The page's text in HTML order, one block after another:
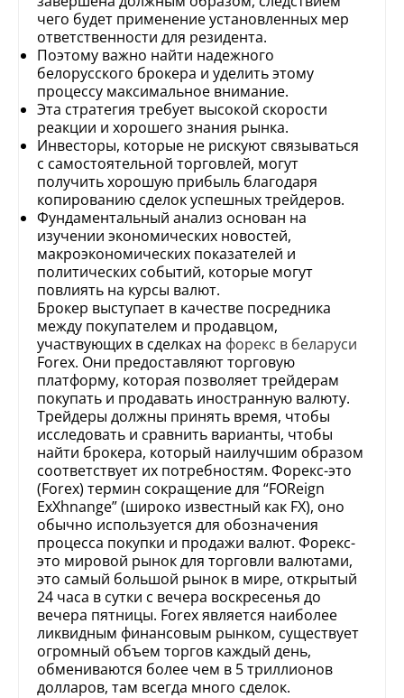
чего будет применение установленных мер
ответственности для резидента.
Поэтому важно найти надежного
белорусского брокера и уделить этому
процессу максимальное внимание.
Эта стратегия требует высокой скорости
реакции и хорошего знания рынка.
Инвесторы, которые не рискуют связываться
с самостоятельной торговлей, могут
получить хорошую прибыль благодаря
копированию сделок успешных трейдеров.
Фундаментальный анализ основан на
изучении экономических новостей,
макроэкономических показателей и
политических событий, которые могут
повлиять на курсы валют.
Брокер выступает в качестве посредника
между покупателем и продавцом,
участвующих в сделках на форекс в беларуси
Forex. Они предоставляют торговую
платформу, которая позволяет трейдерам
покупать и продавать иностранную валюту.
Трейдеры должны принять время, чтобы
исследовать и сравнить варианты, чтобы
найти брокера, который наилучшим образом
соответствует их потребностям. Форекс-это
(Forex) термин сокращение для “FOReign
ExXhnange” (широко известный как FX), оно
обычно используется для обозначения
процесса покупки и продажи валют. Форекс-
это мировой рынок для торговли валютами,
это самый большой рынок в мире, открытый
24 часа в сутки с вечера воскресенья до
вечера пятницы. Forex является наиболее
ликвидным финансовым рынком, существует
огромный объем торгов каждый день,
обмениваются более чем в 5 триллионов
долларов, там всегда много сделок.